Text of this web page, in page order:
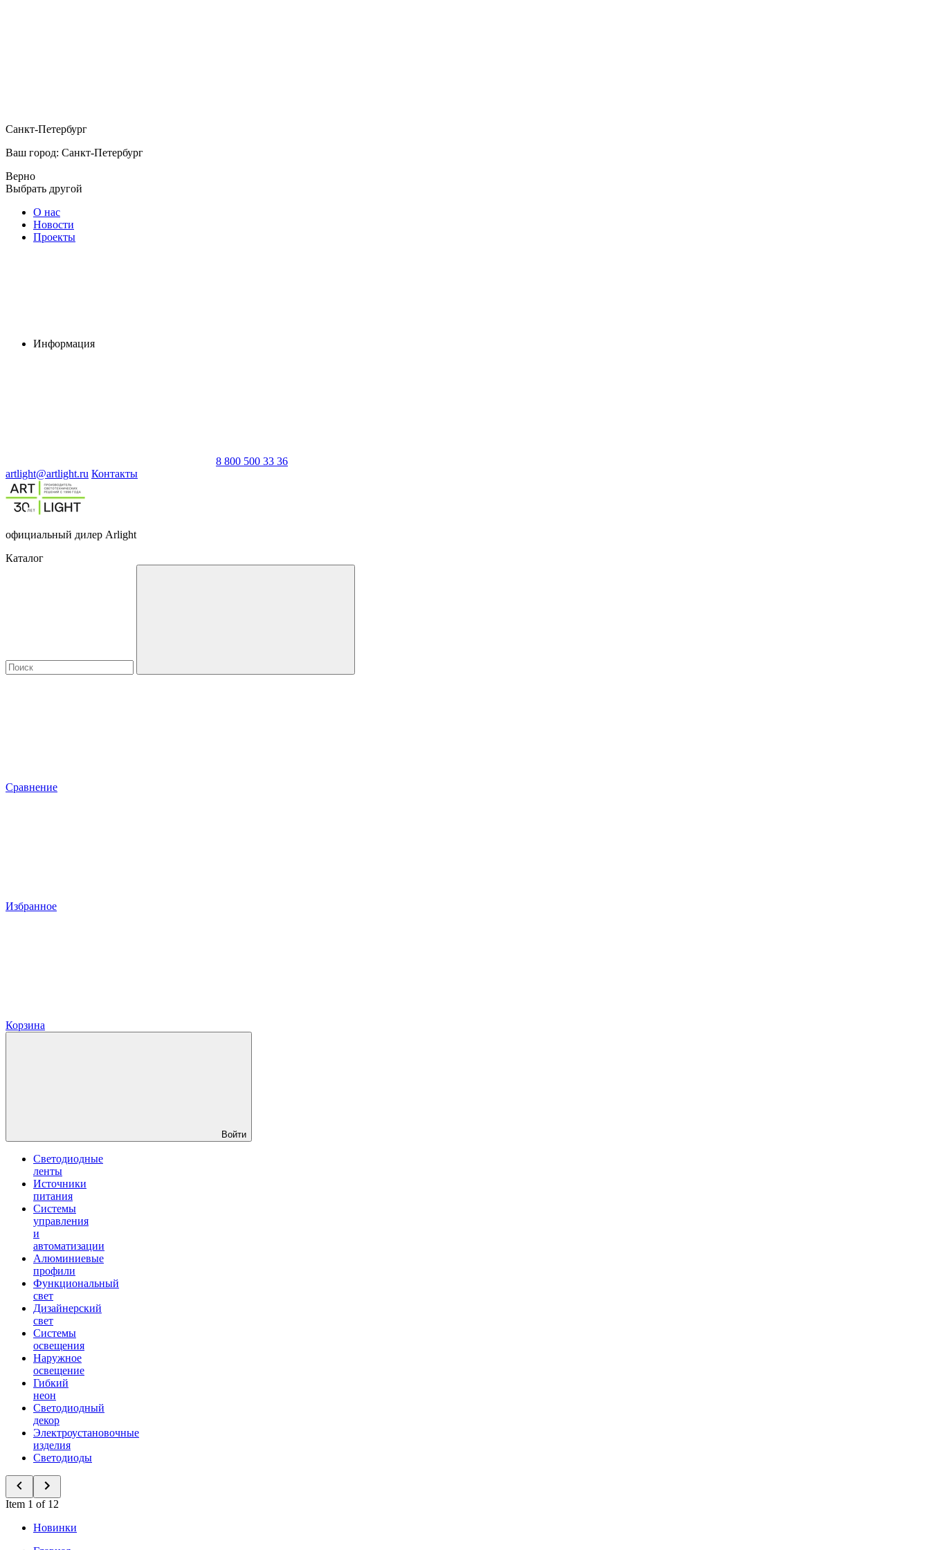
Санкт-Петербург
Ваш город: Санкт-Петербург
Верно
Выбрать другой
О нас
Новости
Проекты
Информация
8 800 500 33 36
artlight@artlight.ru Контакты
официальный дилер Arlight
Каталог
Сравнение
Избранное
Корзина
Войти
Светодиодные
ленты
Источники
питания
Системы
управления
и
автоматизации
Алюминиевые
профили
Функциональный
свет
Дизайнерский
свет
Системы
освещения
Наружное
освещение
Гибкий
неон
Светодиодный
декор
Электроустановочные
изделия
Светодиоды
Item 1 of 12
Новинки